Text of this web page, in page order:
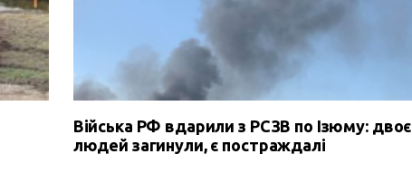
Війська РФ вдарили з РСЗВ по Ізюму: двоє
людей загинули, є постраждалі